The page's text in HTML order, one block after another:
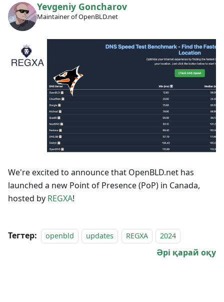
Yevgeniy Goncharov
Maintainer of OpenBLD.net
We're excited to announce that OpenBLD.net has
launched a new Point of Presence (PoP) in Canada,
hosted by REGXA!
Тегтер: openbld updates REGXA 2024
Әрі қарай оқу